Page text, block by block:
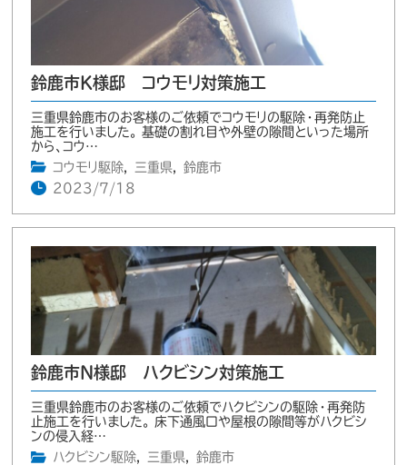
鈴鹿市K様邸 コウモリ対策施工
三重県鈴鹿市のお客様のご依頼でコウモリの駆除・再発防止
施工を行いました。 基礎の割れ目や外壁の隙間といった場所
から、コウ…
コウモリ駆除
三重県
鈴鹿市
2023/7/18
鈴鹿市N様邸 ハクビシン対策施工
三重県鈴鹿市のお客様のご依頼でハクビシンの駆除・再発防
止施工を行いました。 床下通風口や屋根の隙間等がハクビシ
ンの侵入経…
ハクビシン駆除, 三重県,
鈴鹿市